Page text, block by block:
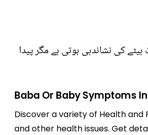
کی نشاندہی ہوتی ہے مگر پیدا
Baba Or Baby Symptoms
Discover a variety of Health and
and other health issues. Get